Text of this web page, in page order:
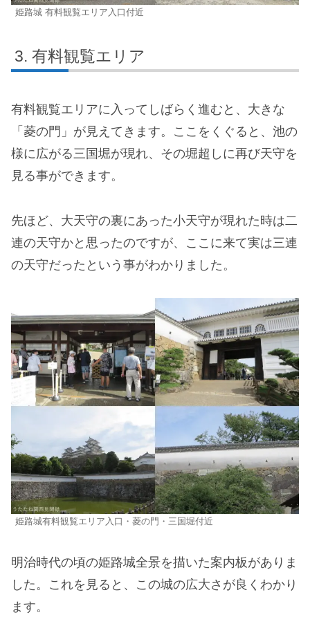
姫路城 有料観覧エリア入口付近
有料観覧エリア
有料観覧エリアに入ってしばらく進むと、大きな
「菱の門」が見えてきます。ここをくぐると、池の
様に広がる三国堀が現れ、その堀超しに再び天守を
見る事ができます。
先ほど、大天守の裏にあった小天守が現れた時は二
連の天守かと思ったのですが、ここに来て実は三連
の天守だったという事がわかりました。
姫路城有料観覧エリア入口・菱の門・三国堀付近
明治時代の頃の姫路城全景を描いた案内板がありま
した。これを見ると、この城の広大さが良くわかり
ます。